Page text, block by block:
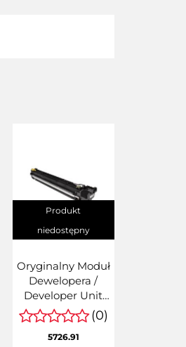
Produkt
niedostępny
Oryginalny Moduł
Dewelopera /
Developer Unit
Black Canon
imageRUNNER
ADVANCE DX
(0)
5726.91